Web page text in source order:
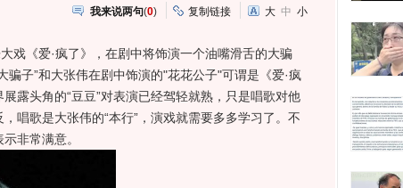
我来说两句(0) 复制链接 大 中 小
《爱·疯了》，在剧中将饰演一个油嘴滑舌的大骗
子”和大张伟在剧中饰演的"花花公子"可谓是《爱·疯
露头角的“豆豆”对表演已经驾轻就熟，只是唱歌对他
唱歌是大张伟的“本行”，演戏就需要多多学习了。不
非常满意。